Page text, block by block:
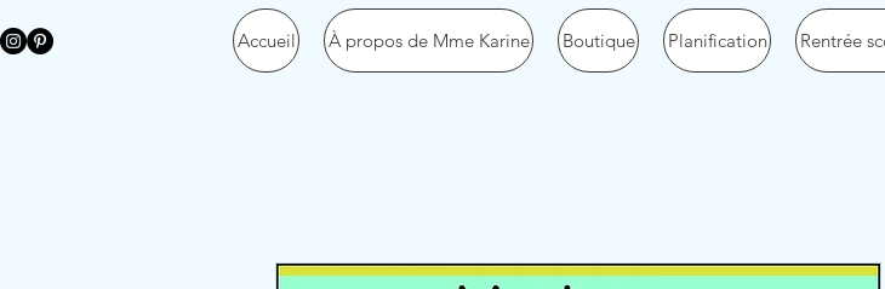
Accueil À propos de Mme Karine Boutique Planification Rentrée